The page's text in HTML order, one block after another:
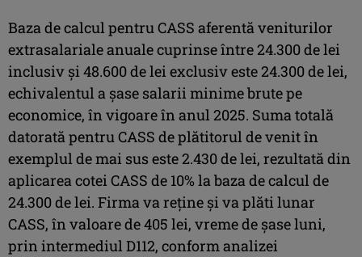
Baza de calcul pentru CASS aferentă veniturilor
extrasalariale anuale cuprinse între 24.300 de lei
inclusiv şi 48.600 de lei exclusiv este 24.300 de lei,
echivalentul a şase salarii minime brute pe
economice, în vigoare în anul 2025. Suma totală
datorată pentru CASS de plătitorul de venit în
exemplul de mai sus este 2.430 de lei, rezultată din
aplicarea cotei CASS de 10% la baza de calcul de
24.300 de lei. Firma va reţine şi va plăti lunar
CASS, în valoare de 405 lei, vreme de şase luni,
prin intermediul D112, conform analizei